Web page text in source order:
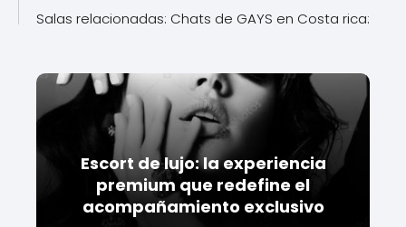
Salas relacionadas: Chats de GAYS en Costa rica:
Escort de lujo: la experiencia
premium que redefine el
acompañamiento exclusivo